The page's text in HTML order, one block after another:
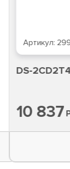
Артикул:
DS-
10 837